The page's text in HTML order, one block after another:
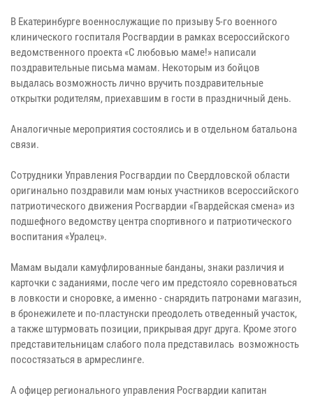
В Екатеринбурге военнослужащие по призыву 5-го военного
клинического госпиталя Росгвардии в рамках всероссийского
ведомственного проекта «С любовью маме!» написали
поздравительные письма мамам. Некоторым из бойцов
выдалась возможность лично вручить поздравительные
открытки родителям, приехавшим в гости в праздничный день.
Аналогичные мероприятия состоялись и в отдельном батальона
связи.
Сотрудники Управления Росгвардии по Свердловской области
оригинально поздравили мам юных участников всероссийского
патриотического движения Росгвардии «Гвардейская смена» из
подшефного ведомству центра спортивного и патриотического
воспитания «Уралец».
Мамам выдали камуфлированные банданы, знаки различия и
карточки с заданиями, после чего им предстояло соревноваться
в ловкости и сноровке, а именно - снарядить патронами магазин,
в бронежилете и по-пластунски преодолеть отведенный участок,
а также штурмовать позиции, прикрывая друг друга. Кроме этого
представительницам слабого пола представилась возможность
посостязаться в армреслинге.
А офицер регионального управления Росгвардии капитан